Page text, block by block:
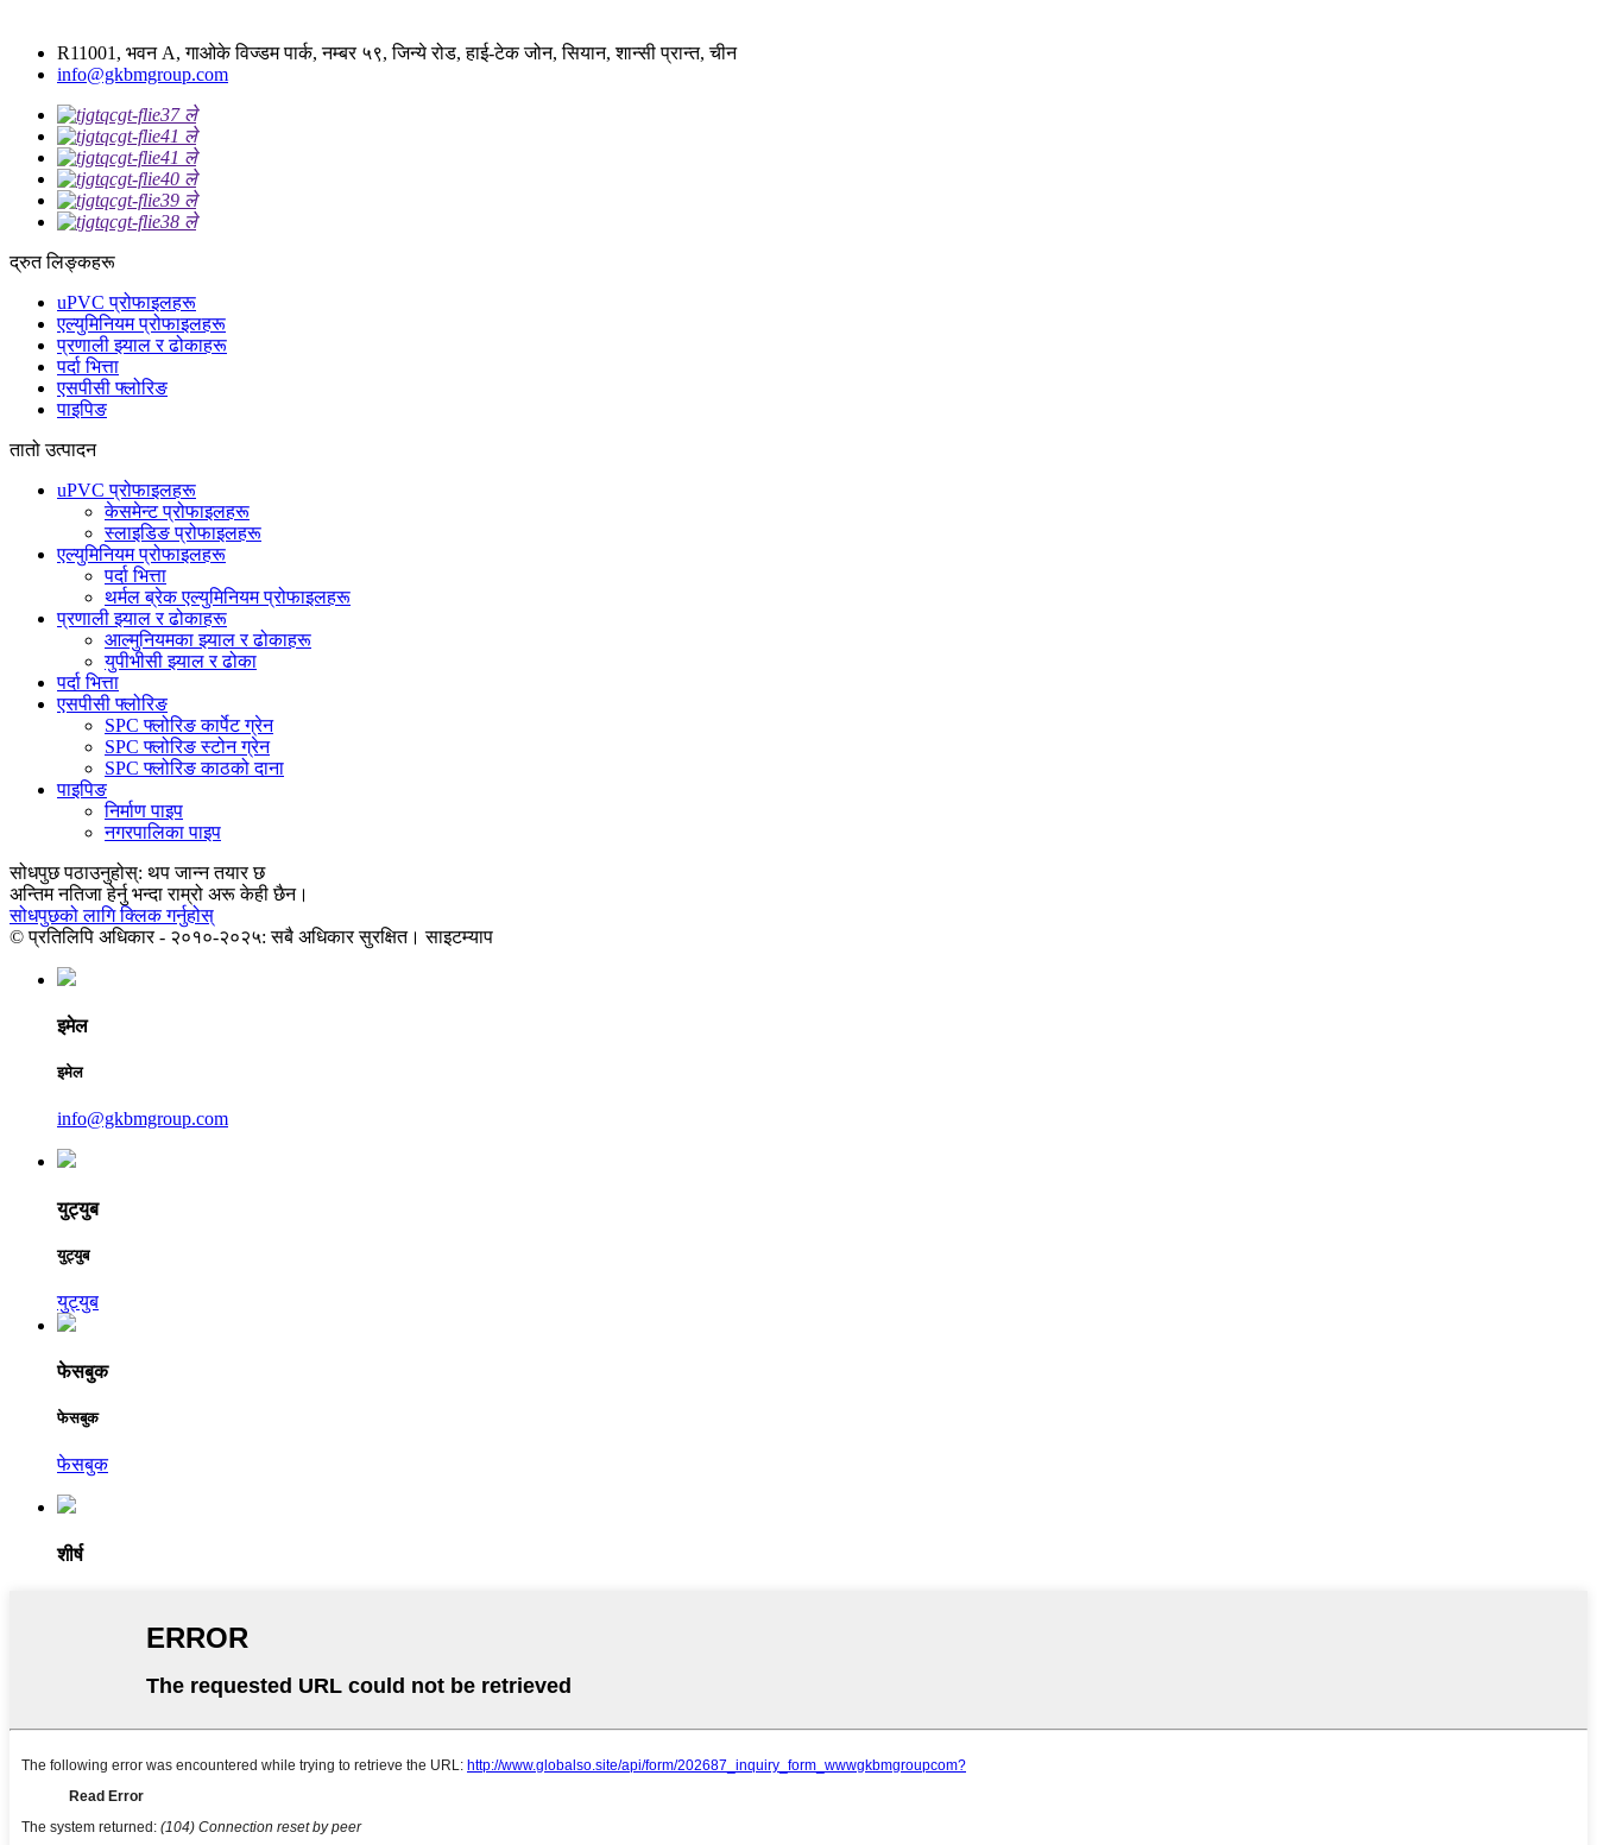
R11001, भवन A, गाओके विज्डम पार्क, नम्बर ५९, जिन्ये रोड, हाई-टेक जोन, सियान, शान्सी प्रान्त, चीन
info@gkbmgroup.com
द्रुत लिङ्कहरू
uPVC प्रोफाइलहरू
एल्युमिनियम प्रोफाइलहरू
प्रणाली झ्याल र ढोकाहरू
पर्दा भित्ता
एसपीसी फ्लोरिङ
पाइपिङ
तातो उत्पादन
uPVC प्रोफाइलहरू
केसमेन्ट प्रोफाइलहरू
स्लाइडिङ प्रोफाइलहरू
एल्युमिनियम प्रोफाइलहरू
पर्दा भित्ता
थर्मल ब्रेक एल्युमिनियम प्रोफाइलहरू
प्रणाली झ्याल र ढोकाहरू
आल्मुनियमका झ्याल र ढोकाहरू
युपीभीसी झ्याल र ढोका
पर्दा भित्ता
एसपीसी फ्लोरिङ
SPC फ्लोरिङ कार्पेट ग्रेन
SPC फ्लोरिङ स्टोन ग्रेन
SPC फ्लोरिङ काठको दाना
पाइपिङ
निर्माण पाइप
नगरपालिका पाइप
सोधपुछ पठाउनुहोस्: थप जान्न तयार छ
अन्तिम नतिजा हेर्नु भन्दा राम्रो अरू केही छैन।
सोधपुछको लागि क्लिक गर्नुहोस्
© प्रतिलिपि अधिकार - २०१०-२०२५: सबै अधिकार सुरक्षित। साइटम्याप
इमेल
इमेल
info@gkbmgroup.com
युट्युब
युट्युब
युट्युब
फेसबुक
फेसबुक
फेसबुक
शीर्ष